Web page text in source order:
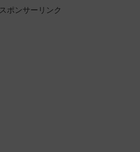
スポンサーリンク